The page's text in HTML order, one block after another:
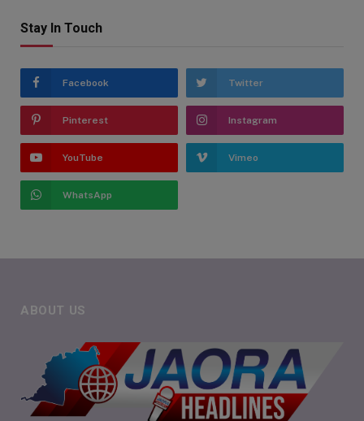
Stay In Touch
Facebook Twitter
Pinterest Instagram
YouTube Vimeo
WhatsApp
ABOUT US